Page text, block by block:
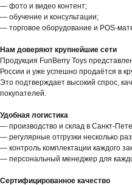
— фото и видео контент;
— обучение и консультации;
— торговое оборудование и POS-
Нам доверяют крупнейшие сети
Продукция FunBerry Toys
России и уже успешно продаётся в
Это подтверждает высокий спрос,
покупателей.
Удобная логистика
— производство и склад в Санкт-
— регулярные отгрузки несколько
— контроль комплектации каждого
— персональный менеджер для
Сертифицированное качество